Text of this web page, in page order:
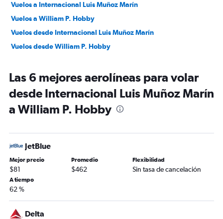
Vuelos a Internacional Luis Muñoz Marín
Vuelos a William P. Hobby
Vuelos desde Internacional Luis Muñoz Marín
Vuelos desde William P. Hobby
Las 6 mejores aerolíneas para volar
desde Internacional Luis Muñoz Marín
a William P. Hobby
JetBlue
Mejor precio
$81
Promedio
$462
Flexibilidad
Sin tasa de cancelación
A tiempo
62 %
Delta